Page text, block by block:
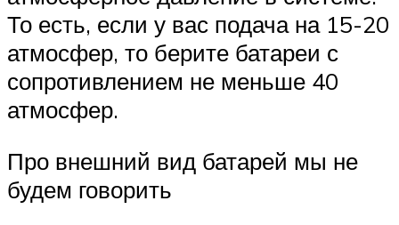
То есть, если у вас подача на 15-20
атмосфер, то берите батареи с
сопротивлением не меньше 40
атмосфер.
Про внешний вид батарей мы не
будем говорить